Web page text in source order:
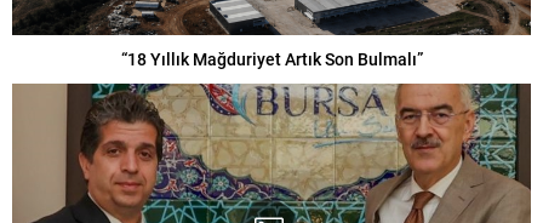
“18 Yıllık Mağduriyet Artık Son Bulmalı”